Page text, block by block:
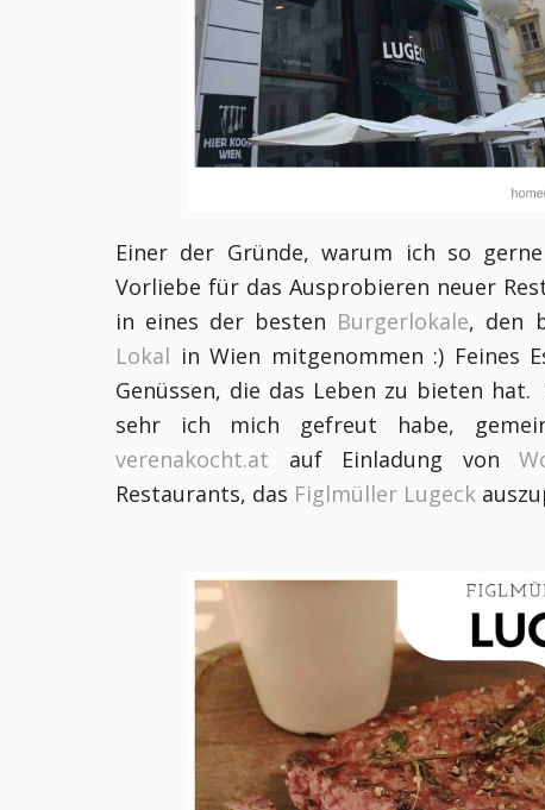
Einer der Gründe, warum ich so
Vorliebe für das Ausprobieren neuer
in eines der besten Burgerlokale, den
Lokal in Wien mitgenommen :) Feines
Genüssen, die das Leben zu bieten
sehr ich mich gefreut habe,
verenakocht.at auf Einladung von
Restaurants, das Figlmüller Lugeck